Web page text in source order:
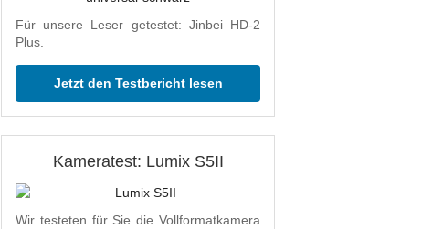
Für unsere Leser getestet: Jinbei HD-2
Plus.
Jetzt den Testbericht lesen
Kameratest: Lumix S5II
Wir testeten für Sie die Vollformatkamera